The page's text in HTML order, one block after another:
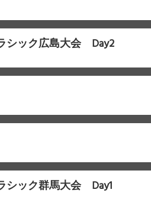
シック広島大会 Day2
シック群馬大会 Day1